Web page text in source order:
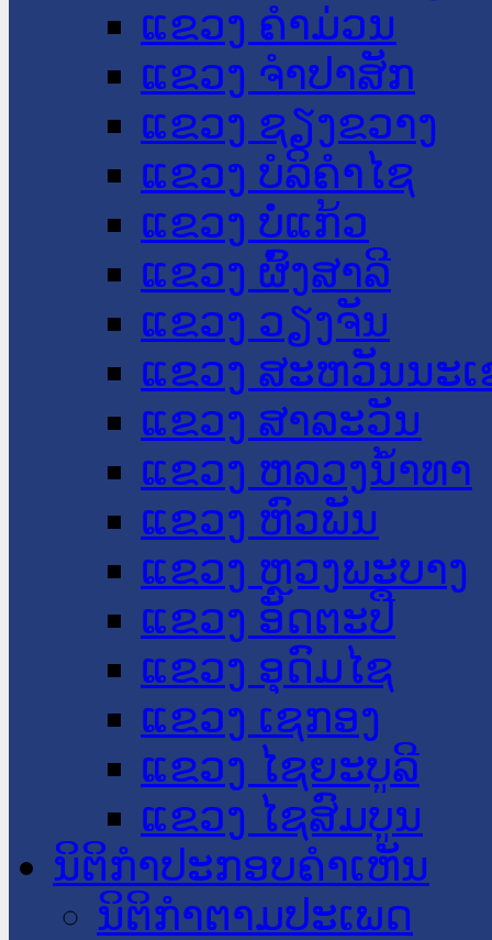
ແຂວງ ຄໍາມ່ວນ
ແຂວງ ຈໍາປາສັກ
ແຂວງ ຊຽງຂວາງ
ແຂວງ ບໍລິຄໍາໄຊ
ແຂວງ ບໍ່ແກ້ວ
ແຂວງ ຜົ້ງສາລີ
ແຂວງ ວຽງຈັນ
ແຂວງ ສະຫວັນນະ
ແຂວງ ສາລະວັນ
ແຂວງ ຫລວງນໍ້າທາ
ແຂວງ ຫົວພັນ
ແຂວງ ຫຼວງພະບາງ
ແຂວງ ອັດຕະປື
ແຂວງ ອຸດົມໄຊ
ແຂວງ ເຊກອງ
ແຂວງ ໄຊຍະບູລີ
ແຂວງ ໄຊສົມບູນ
ນິຕິກໍາປະກອບຄໍາເຫັນ
ນິຕິກໍາຕາມປະເພດ